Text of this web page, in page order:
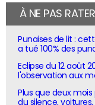
À NE PAS RATER
Punaises de lit :
a tué 100% des
Eclipse du 12 août
l'observation aux
Plus que deux
du silence,